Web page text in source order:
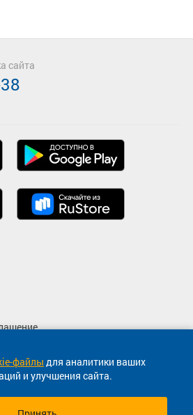
файлы для аналитики ваших
и улучшения сайта.
сообщения
сайта